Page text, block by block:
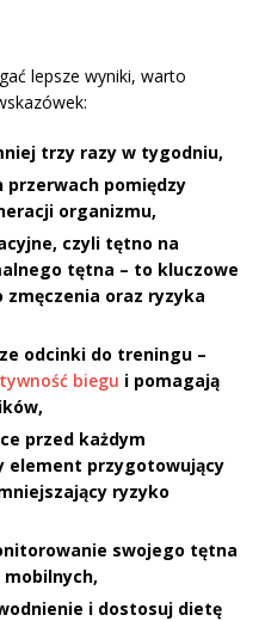
lepsze wyniki, warto
trzy razy w tygodniu,
przerwach pomiędzy
organizmu,
czyli tętno na
tętna – to kluczowe
oraz ryzyka
odcinki do treningu –
biegu i pomagają
przed każdym
element przygotowujący
ryzyko
swojego tętna
i dostosuj dietę